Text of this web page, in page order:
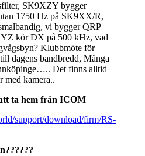
SK9XZY bygger
1750 Hz på SK9XX/R,
vi bygger QRP
kör DX på 500 kHz, vad
Klubbmöte för
dagens bandbredd, Många
Det finns alltid
med kamera..
ta hem från ICOM
support/download/firm/RS-